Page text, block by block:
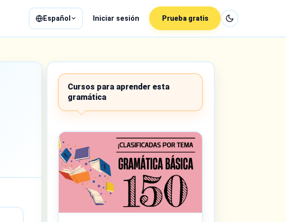
Español Iniciar sesión Prueba gratis
Cursos para aprender esta
gramática